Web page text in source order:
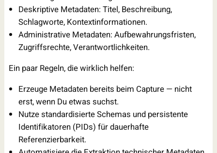
Deskriptive Metadaten: Titel, Beschreibung,
Schlagworte, Kontextinformationen.
Administrative Metadaten: Aufbewahrungsfristen,
Zugriffsrechte, Verantwortlichkeiten.
Ein paar Regeln, die wirklich helfen:
Erzeuge Metadaten bereits beim Capture — nicht
erst, wenn Du etwas suchst.
Nutze standardisierte Schemas und persistente
Identifikatoren (PIDs) für dauerhafte
Referenzierbarkeit.